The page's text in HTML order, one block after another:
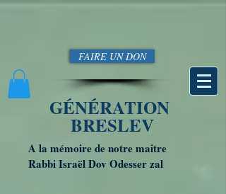
FAIRE UN DON
GÉNÉRATION
BRESLEV
A la mémoire de notre maitre
Rabbi Israël Dov Odesser zal